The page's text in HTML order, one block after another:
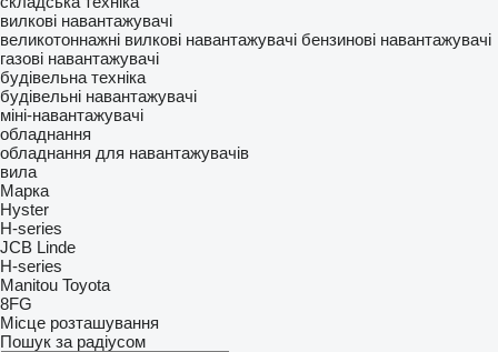
вилкові навантажувачі
великотоннажні вилкові навантажувачі бензинові навантажувачі
газові навантажувачі
будівельна техніка
будівельні навантажувачі
міні-навантажувачі
обладнання
обладнання для навантажувачів
вила
Марка
Hyster
H-series
JCB Linde
H-series
Manitou Toyota
8FG
Місце розташування
Пошук за радіусом